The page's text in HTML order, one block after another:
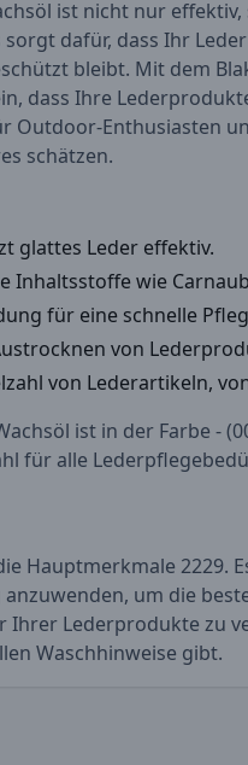
ist nicht nur
sorgt dafür, dass Ihr
bleibt. Mit dem
dass Ihre
Outdoor-Enthusiasten
schätzen.
glattes Leder effektiv.
Inhaltsstoffe wie
für eine schnelle
von
von Lederartikeln,
ist in der Farbe -
für alle
Hauptmerkmale 2229.
um die
Ihrer Lederprodukte zu
Waschhinweise gibt.